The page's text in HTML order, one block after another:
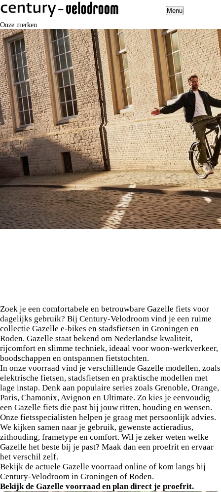
Menu
Onze merken
Zoek je een comfortabele en betrouwbare Gazelle fiets voor
dagelijks gebruik? Bij Century-Velodroom vind je een ruime
collectie Gazelle e-bikes en stadsfietsen in Groningen en
Roden. Gazelle staat bekend om Nederlandse kwaliteit,
rijcomfort en slimme techniek, ideaal voor woon-werkverkeer,
boodschappen en ontspannen fietstochten.
In onze voorraad vind je verschillende Gazelle modellen, zoals
elektrische fietsen, stadsfietsen en praktische modellen met
lage instap. Denk aan populaire series zoals Grenoble, Orange,
Paris, Chamonix, Avignon en Ultimate. Zo kies je eenvoudig
een Gazelle fiets die past bij jouw ritten, houding en wensen.
Onze fietsspecialisten helpen je graag met persoonlijk advies.
We kijken samen naar je gebruik, gewenste actieradius,
zithouding, frametype en comfort. Wil je zeker weten welke
Gazelle het beste bij je past? Maak dan een proefrit en ervaar
het verschil zelf.
Bekijk de actuele Gazelle voorraad online of kom langs bij
Century-Velodroom in Groningen of Roden.
Bekijk de Gazelle voorraad en plan direct je proefrit.